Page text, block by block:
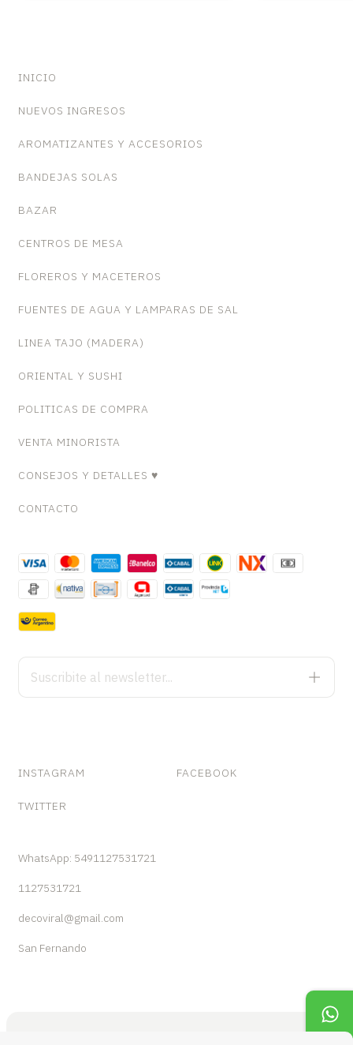
INICIO
NUEVOS INGRESOS
AROMATIZANTES Y ACCESORIOS
BANDEJAS SOLAS
BAZAR
CENTROS DE MESA
FLOREROS Y MACETEROS
FUENTES DE AGUA Y LAMPARAS DE SAL
LINEA TAJO (MADERA)
ORIENTAL Y SUSHI
POLITICAS DE COMPRA
VENTA MINORISTA
CONSEJOS Y DETALLES ♥
CONTACTO
INSTAGRAM FACEBOOK
TWITTER
WhatsApp: 5491127531721
1127531721
decoviral@gmail.com
San Fernando